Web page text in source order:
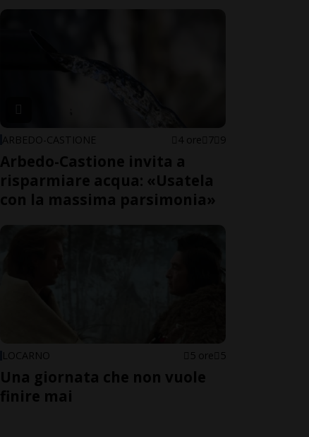
ARBEDO-CASTIONE 4 ore 7 9
Arbedo-Castione invita a
risparmiare acqua: «Usatela
con la massima parsimonia»
LOCARNO 5 ore 5
Una giornata che non vuole
finire mai